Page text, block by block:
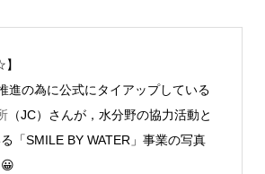
進の為に公式にタイアップしている
（JC）さんが，水分野の協力活動と
「SMILE BY WATER」事業の写真